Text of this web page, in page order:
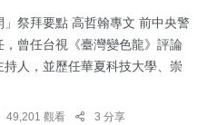
祭拜要點 高哲翰專文 前中央警
曾任台視《臺灣變色龍》評論
人，並歷任華夏科技大學、崇
49,201 觀看 3 分享